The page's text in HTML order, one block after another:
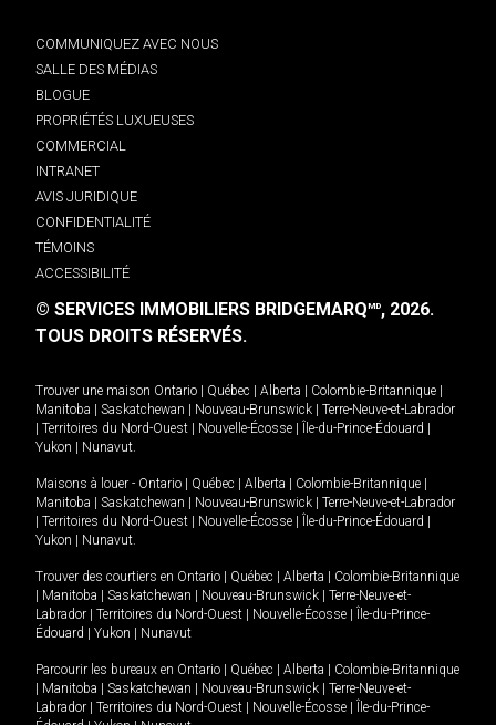
COMMUNIQUEZ AVEC NOUS
SALLE DES MÉDIAS
BLOGUE
PROPRIÉTÉS LUXUEUSES
COMMERCIAL
INTRANET
AVIS JURIDIQUE
CONFIDENTIALITÉ
TÉMOINS
ACCESSIBILITÉ
© SERVICES IMMOBILIERS BRIDGEMARQMD, 2026.
TOUS DROITS RÉSERVÉS.
Trouver une maison Ontario Québec Alberta Colombie-Britannique
Manitoba
Saskatchewan Nouveau-Brunswick
Terre-Neuve-et-Labrador
Territoires du Nord-Ouest Nouvelle-Écosse Île-du-Prince-Édouard
Yukon
Nunavut.
Maisons à louer - Ontario Québec Alberta Colombie-Britannique
Manitoba
Saskatchewan Nouveau-Brunswick
Terre-Neuve-et-Labrador
Territoires du Nord-Ouest Nouvelle-Écosse Île-du-Prince-Édouard
Yukon
Nunavut.
Trouver des courtiers en Ontario Québec Alberta
Colombie-Britannique
Manitoba Saskatchewan Nouveau-Brunswick
Terre-Neuve-et-
Labrador
Territoires du Nord-Ouest Nouvelle-Écosse
Île-du-Prince-
Édouard
Yukon Nunavut
Parcourir les bureaux en Ontario Québec Alberta
Colombie-Britannique
Manitoba Saskatchewan Nouveau-Brunswick
Terre-Neuve-et-
Labrador
Territoires du Nord-Ouest Nouvelle-Écosse
Île-du-Prince-